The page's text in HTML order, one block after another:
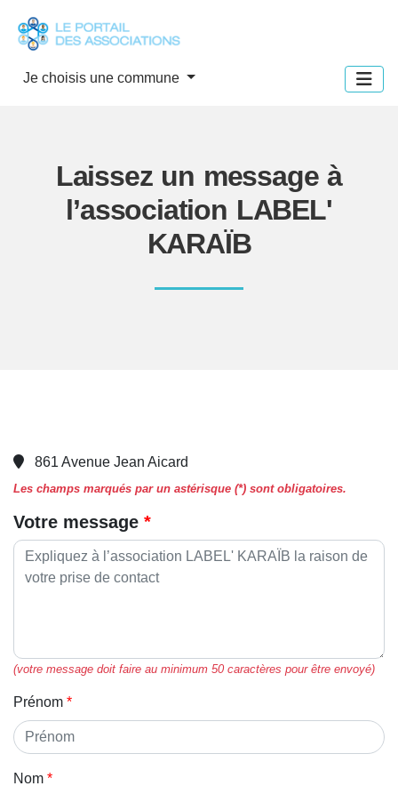
Je choisis une commune
Laissez un message à
l’association LABEL'
KARAÏB
861 Avenue Jean Aicard
Les champs marqués par un astérisque (*) sont obligatoires.
Votre message
(votre message doit faire au minimum 50 caractères pour être envoyé)
Prénom
Nom